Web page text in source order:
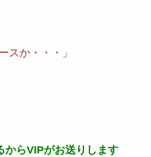
スか・・・」
からVIPがお送りします